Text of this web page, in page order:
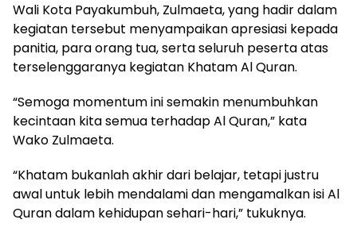
Wali Kota Payakumbuh, Zulmaeta, yang hadir dalam
kegiatan tersebut menyampaikan apresiasi kepada
panitia, para orang tua, serta seluruh peserta atas
terselenggaranya kegiatan Khatam Al Quran.
“Semoga momentum ini semakin menumbuhkan
kecintaan kita semua terhadap Al Quran,” kata
Wako Zulmaeta.
“Khatam bukanlah akhir dari belajar, tetapi justru
awal untuk lebih mendalami dan mengamalkan isi Al
Quran dalam kehidupan sehari-hari,” tukuknya.